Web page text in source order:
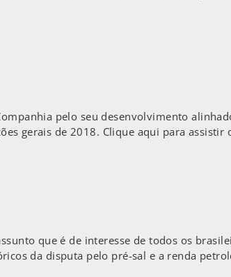
pelo seu desenvolvimento
gerais de 2018. Clique aqui para assistir
que é de interesse de todos os
da disputa pelo pré-sal e a renda